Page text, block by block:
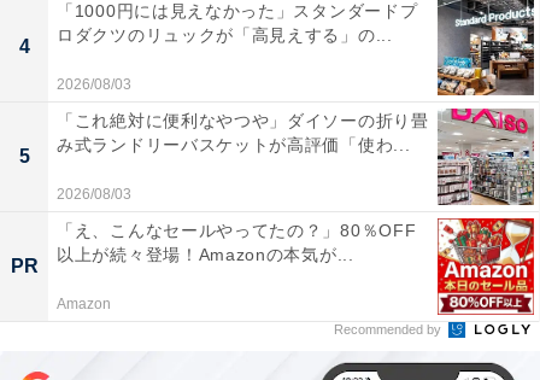
4
「1000円には見えなかった」スタンダードプ
ロダクツのリュックが「高見えする」の...
2026/08/03
5
「これ絶対に便利なやつや」ダイソーの折り畳
み式ランドリーバスケットが高評価「使わ...
2026/08/03
PR
「え、こんなセールやってたの？」80％OFF
以上が続々登場！Amazonの本気が...
Amazon
Recommended by